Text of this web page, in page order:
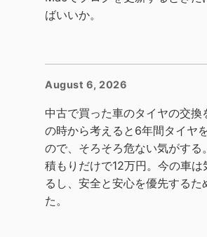
ばいいか。
August 6, 2026
中古で買った車のタイヤの交換
の時から考えると6年間タイヤ
ので、そろそろ危ない気がする
積もりだけで12万円。今の車は
るし、安全と安心を優先するた
た。